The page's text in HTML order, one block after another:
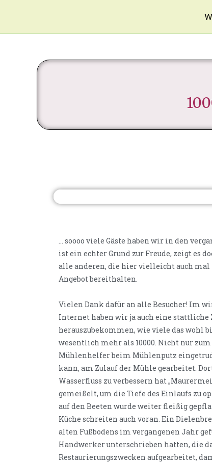
… soooo viele Gäste haben wir in den
ist ein echter Grund zur Freude, zeigt es
alle anderen, die hier vielleicht auch
Angebot bereithalten.
Vielen Dank dafür an alle Besucher! Im
Internet haben wir ja auch eine stattliche
herauszubekommen, wie viele das wohl
wesentlich mehr als 10000. Nicht nur
Mühlenhelfer beim Mühlenputz
kann, am Zulauf der Mühle gearbeitet.
Wasserfluss zu verbessern hat
gemeißelt, um die Tiefe des Einlaufs zu
auf den Beeten wurde weiter fleißig
Küche schreiten auch voran. Ein
alten Fußbodens im vergangenen Jahr
Handwerker unterschrieben hatten, die
Restaurierungszwecken aufgearbeitet,